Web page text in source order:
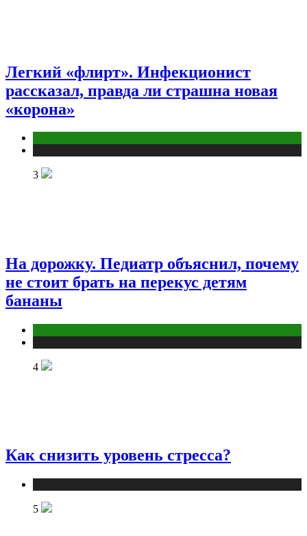
Легкий «флирт». Инфекционист
рассказал, правда ли страшна новая
«корона»
3
На дорожку. Педиатр объяснил, почему
не стоит брать на перекус детям
бананы
4
Как снизить уровень стресса?
5